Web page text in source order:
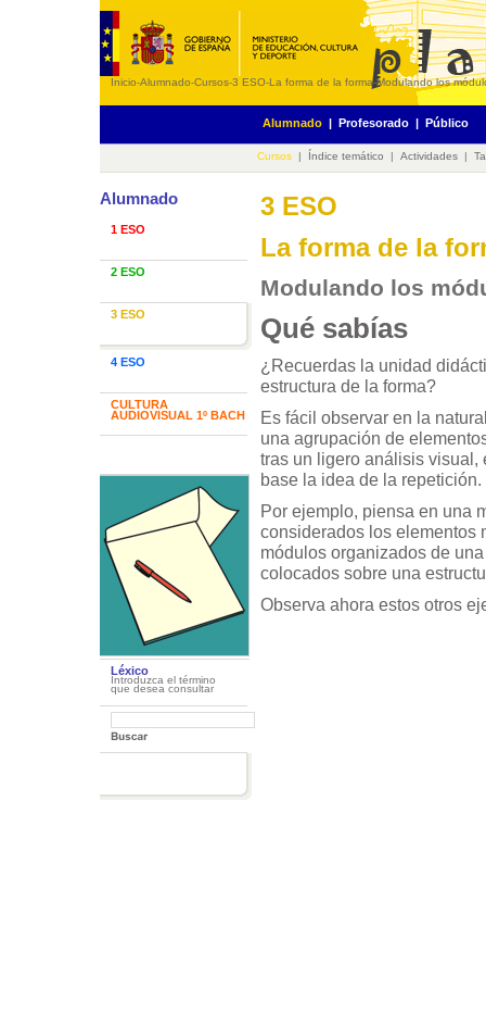
Inicio-Alumnado-Cursos-3 ESO-La forma de la forma-Modulando los
Alumnado | Profesorado | Público
Cursos | Índice temático | Actividades |
Alumnado
1 ESO
2 ESO
3 ESO
4 ESO
CULTURA
AUDIOVISUAL 1º BACH
Léxico
Introduzca el término
que desea consultar
3 ESO
La forma de la
Modulando los
Qué sabías
¿Recuerdas la unidad
estructura de la forma?
Es fácil observar en la
una agrupación de
tras un ligero análisis visual,
base la idea de la repetición.
Por ejemplo, piensa en una
considerados los elementos
módulos organizados de
colocados sobre una
Observa ahora estos otros